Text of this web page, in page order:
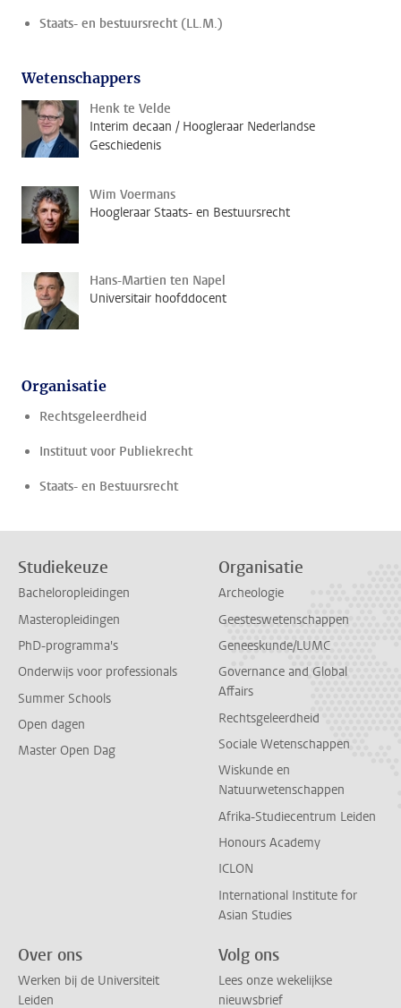
Staats- en bestuursrecht (LL.M.)
Wetenschappers
Henk te Velde
Interim decaan / Hoogleraar Nederlandse
Geschiedenis
Wim Voermans
Hoogleraar Staats- en Bestuursrecht
Hans-Martien ten Napel
Universitair hoofddocent
Organisatie
Rechtsgeleerdheid
Instituut voor Publiekrecht
Staats- en Bestuursrecht
Studiekeuze
Bacheloropleidingen
Masteropleidingen
PhD-programma's
Onderwijs voor professionals
Summer Schools
Open dagen
Master Open Dag
Organisatie
Archeologie
Geesteswetenschappen
Geneeskunde/LUMC
Governance and Global
Affairs
Rechtsgeleerdheid
Sociale Wetenschappen
Wiskunde en
Natuurwetenschappen
Afrika-Studiecentrum Leiden
Honours Academy
ICLON
International Institute for
Asian Studies
Over ons
Werken bij de Universiteit
Leiden
Volg ons
Lees onze wekelijkse
nieuwsbrief